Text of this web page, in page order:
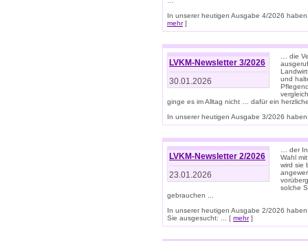
In unserer heutigen Ausgabe 4/2026
mehr]
LVKM-Newsletter 3/2026
30.01.2026
… die
und
ginge es im Alltag nicht … dafür ein
In unserer heutigen Ausgabe 3/2026
LVKM-Newsletter 2/2026
23.01.2026
… der
Wahl
wird sie
solche
gebrauchen ...
In unserer heutigen Ausgabe 2/2026
Sie ausgesucht: ... [ mehr]